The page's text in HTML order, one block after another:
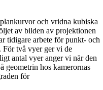
och vridna kubiska
av bilden av projektionen
tidigare arbete för punkt- och
För två vyer ger vi de
antal vyer anger vi när den
geometrin hos kamerornas
för